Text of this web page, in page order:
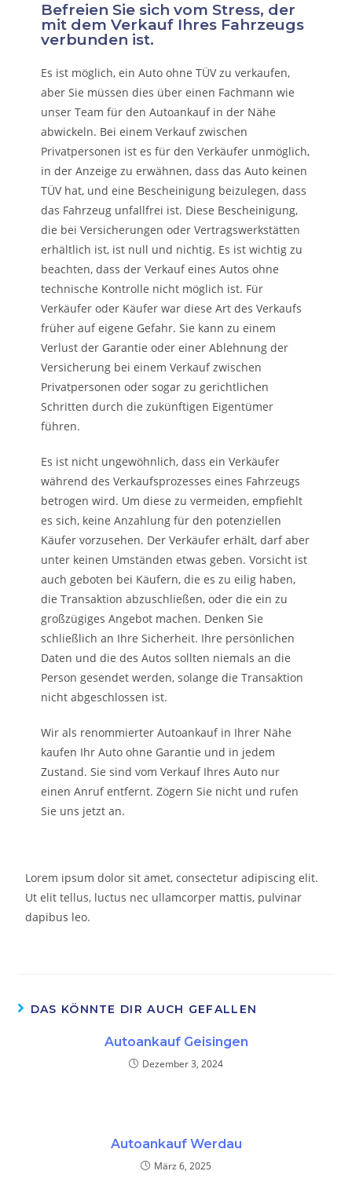
Befreien Sie sich vom Stress, der
mit dem Verkauf Ihres Fahrzeugs
verbunden ist.
Es ist möglich, ein Auto ohne TÜV zu verkaufen,
aber Sie müssen dies über einen Fachmann wie
unser Team für den Autoankauf in der Nähe
abwickeln. Bei einem Verkauf zwischen
Privatpersonen ist es für den Verkäufer unmöglich,
in der Anzeige zu erwähnen, dass das Auto keinen
TÜV hat, und eine Bescheinigung beizulegen, dass
das Fahrzeug unfallfrei ist. Diese Bescheinigung,
die bei Versicherungen oder Vertragswerkstätten
erhältlich ist, ist null und nichtig. Es ist wichtig zu
beachten, dass der Verkauf eines Autos ohne
technische Kontrolle nicht möglich ist. Für
Verkäufer oder Käufer war diese Art des Verkaufs
früher auf eigene Gefahr. Sie kann zu einem
Verlust der Garantie oder einer Ablehnung der
Versicherung bei einem Verkauf zwischen
Privatpersonen oder sogar zu gerichtlichen
Schritten durch die zukünftigen Eigentümer
führen.
Es ist nicht ungewöhnlich, dass ein Verkäufer
während des Verkaufsprozesses eines Fahrzeugs
betrogen wird. Um diese zu vermeiden, empfiehlt
es sich, keine Anzahlung für den potenziellen
Käufer vorzusehen. Der Verkäufer erhält, darf aber
unter keinen Umständen etwas geben. Vorsicht ist
auch geboten bei Käufern, die es zu eilig haben,
die Transaktion abzuschließen, oder die ein zu
großzügiges Angebot machen. Denken Sie
schließlich an Ihre Sicherheit. Ihre persönlichen
Daten und die des Autos sollten niemals an die
Person gesendet werden, solange die Transaktion
nicht abgeschlossen ist.
Wir als renommierter Autoankauf in Ihrer Nähe
kaufen Ihr Auto ohne Garantie und in jedem
Zustand. Sie sind vom Verkauf Ihres Auto nur
einen Anruf entfernt. Zögern Sie nicht und rufen
Sie uns jetzt an.
Lorem ipsum dolor sit amet, consectetur adipiscing elit.
Ut elit tellus, luctus nec ullamcorper mattis, pulvinar
dapibus leo.
DAS KÖNNTE DIR AUCH GEFALLEN
Autoankauf Geisingen
Dezember 3, 2024
Autoankauf Werdau
März 6, 2025